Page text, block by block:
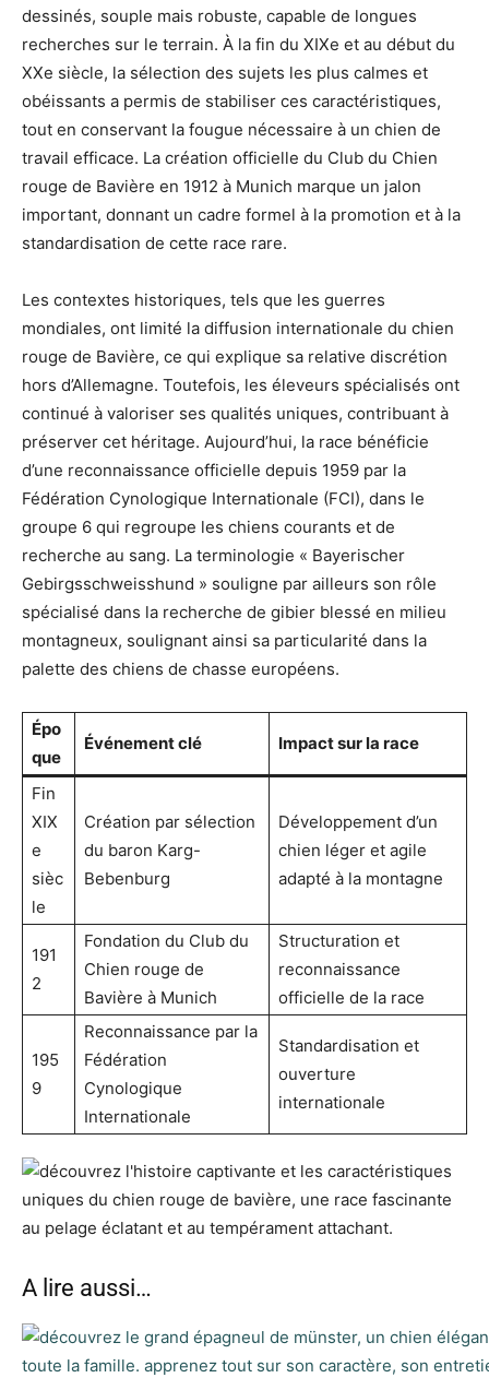
dessinés, souple mais robuste, capable de longues
recherches sur le terrain. À la fin du XIXe et au début du
XXe siècle, la sélection des sujets les plus calmes et
obéissants a permis de stabiliser ces caractéristiques,
tout en conservant la fougue nécessaire à un chien de
travail efficace. La création officielle du Club du Chien
rouge de Bavière en 1912 à Munich marque un jalon
important, donnant un cadre formel à la promotion et à la
standardisation de cette race rare.
Les contextes historiques, tels que les guerres
mondiales, ont limité la diffusion internationale du chien
rouge de Bavière, ce qui explique sa relative discrétion
hors d’Allemagne. Toutefois, les éleveurs spécialisés ont
continué à valoriser ses qualités uniques, contribuant à
préserver cet héritage. Aujourd’hui, la race bénéficie
d’une reconnaissance officielle depuis 1959 par la
Fédération Cynologique Internationale (FCI), dans le
groupe 6 qui regroupe les chiens courants et de
recherche au sang. La terminologie « Bayerischer
Gebirgsschweisshund » souligne par ailleurs son rôle
spécialisé dans la recherche de gibier blessé en milieu
montagneux, soulignant ainsi sa particularité dans la
palette des chiens de chasse européens.
Épo
que
Événement clé Impact sur la race
Fin
XIX
e
sièc
le
Création par sélection
du baron Karg-
Bebenburg
Développement d’un
chien léger et agile
adapté à la montagne
191
2
Fondation du Club du
Chien rouge de
Bavière à Munich
Structuration et
reconnaissance
officielle de la race
195
9
Reconnaissance par la
Fédération
Cynologique
Internationale
Standardisation et
ouverture
internationale
A lire aussi…